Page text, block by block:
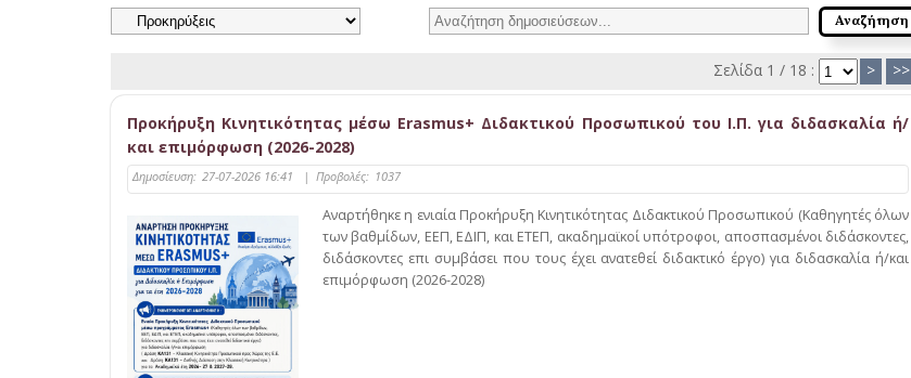
Σελίδα 1 / 18 : > >>
Προκήρυξη Κινητικότητας μέσω Erasmus+ Διδακτικού Προσωπικού του Ι.Π. για διδασκαλία ή/
και επιμόρφωση (2026-2028)
Δημοσίευση: 27-07-2026 16:41 | Προβολές: 1037
Αναρτήθηκε η ενιαία Προκήρυξη Κινητικότητας Διδακτικού Προσωπικού (Καθηγητές όλων
των βαθμίδων, ΕΕΠ, ΕΔΙΠ, και ΕΤΕΠ, ακαδημαϊκοί υπότροφοι, αποσπασμένοι διδάσκοντες,
διδάσκοντες επι συμβάσει που τους έχει ανατεθεί διδακτικό έργο) για διδασκαλία ή/και
επιμόρφωση (2026-2028)